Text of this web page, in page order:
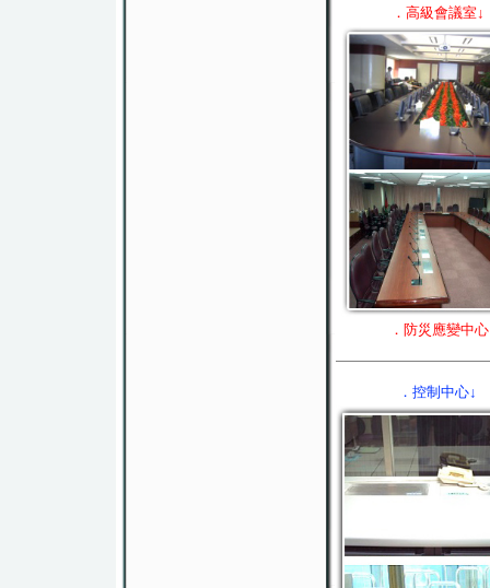
．高級會議室↓
．防災應變中
．控制中心↓